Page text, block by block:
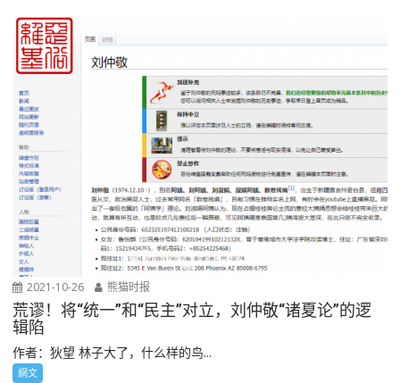
2021-10-26 熊猫时报
荒谬！将“统一”和“民主”对立，刘仲敬“诸夏论”的逻
辑陷
作者：狄望 林子大了，什么样的鸟...
網文